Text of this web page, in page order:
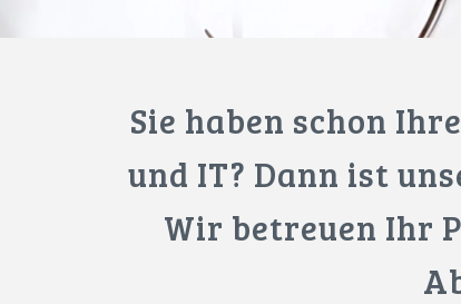
Sie haben schon
und IT? Dann ist
Wir betreuen Ihr